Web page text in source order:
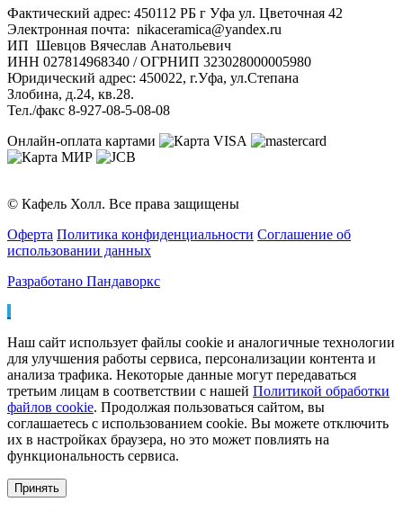
Фактический адрес: 450112 РБ г Уфа ул. Цветочная 42
Электронная почта: nikaceramica@yandex.ru
ИП Шевцов Вячеслав Анатольевич
ИНН 027814968340 / ОГРНИП 323028000005980
Юридический адрес: 450022, г.Уфа, ул.Степана
Злобина, д.24, кв.28.
Тел./факс 8-927-08-5-08-08
Онлайн-оплата картами
© Кафель Холл. Все права защищены
Оферта Политика конфиденциальности Соглашение об
использовании данных
Разработано Пандаворкс
Наш сайт использует файлы cookie и аналогичные технологии
для улучшения работы сервиса, персонализации контента и
анализа трафика. Некоторые данные могут передаваться
третьим лицам в соответствии с нашей Политикой обработки
файлов cookie. Продолжая пользоваться сайтом, вы
соглашаетесь с использованием cookie. Вы можете отключить
их в настройках браузера, но это может повлиять на
функциональность сервиса.
Принять